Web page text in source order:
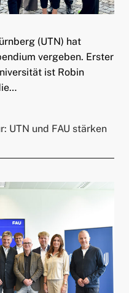
(UTN) hat
vergeben. Erster
ist Robin
UTN und FAU stärken